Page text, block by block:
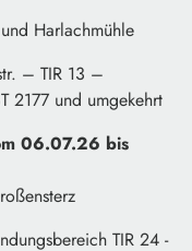
Harlachmühle
– TIR 13 –
2177 und umgekehrt
06.07.26 bis
TIR 24 -